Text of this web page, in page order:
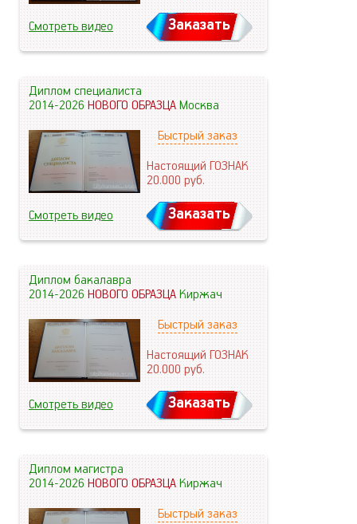
Смотреть видео Заказать
Диплом специалиста
2014-2026НОВОГО ОБРАЗЦАМосква
Быстрый заказ
Настоящий ГОЗНАК
20.000руб.
Смотреть видео Заказать
Диплом бакалавра
2014-2026НОВОГО ОБРАЗЦАКиржач
Быстрый заказ
Настоящий ГОЗНАК
20.000руб.
Смотреть видео Заказать
Диплом магистра
2014-2026НОВОГО ОБРАЗЦАКиржач
Быстрый заказ